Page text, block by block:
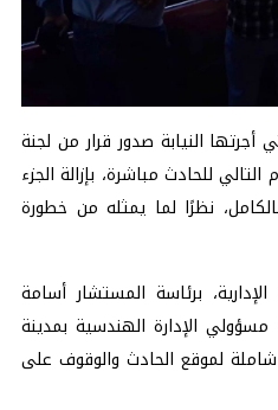
أجرتها النيابة صدور قرار من لجنة
للحادث مباشرة، بإزالة الجزء
نظرًا لما يمثله من خطورة
برئاسة المستشار أسامة
مسؤولي الإدارة الهندسية بمدينة
لموقع الحادث والوقوف على